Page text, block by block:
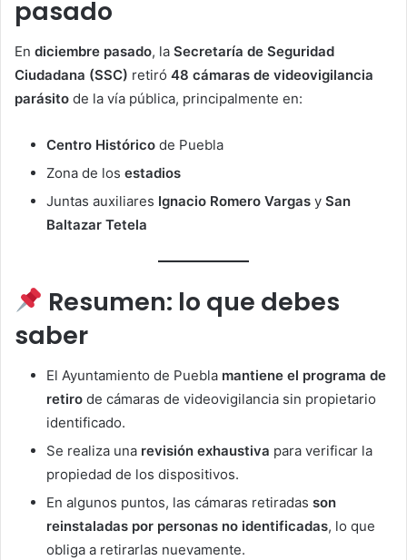
pasado
En diciembre pasado, la Secretaría de Seguridad
Ciudadana (SSC) retiró 48 cámaras de videovigilancia
parásito de la vía pública, principalmente en:
Centro Histórico de Puebla
Zona de los estadios
Juntas auxiliares Ignacio Romero Vargas y San
Baltazar Tetela
Resumen: lo que debes
saber
El Ayuntamiento de Puebla mantiene el programa de
retiro de cámaras de videovigilancia sin propietario
identificado.
Se realiza una revisión exhaustiva para verificar la
propiedad de los dispositivos.
En algunos puntos, las cámaras retiradas son
reinstaladas por personas no identificadas, lo que
obliga a retirarlas nuevamente.